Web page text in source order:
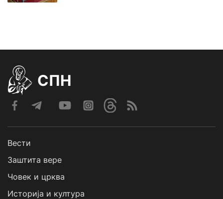
СПН
Вести
Заштита вере
Човек и црква
Историја и култура